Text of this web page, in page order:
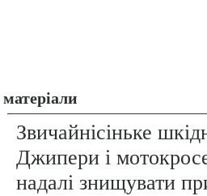
матеріали
Звичайнісіньке
Джипери і
надалі знищувати